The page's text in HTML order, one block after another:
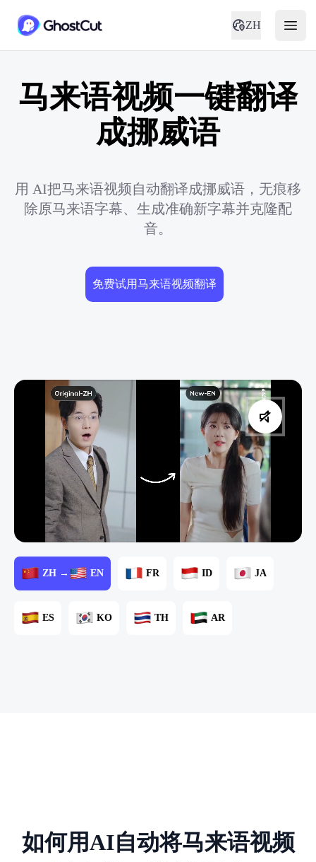
ZH
马来语视频一键翻译
成挪威语
用 AI把马来语视频自动翻译成挪威语，无痕移
除原马来语字幕、生成准确新字幕并克隆配
音。
免费试用马来语视频翻译
ZH → EN FR ID JA
ES KO TH AR
如何用AI自动将马来语视频